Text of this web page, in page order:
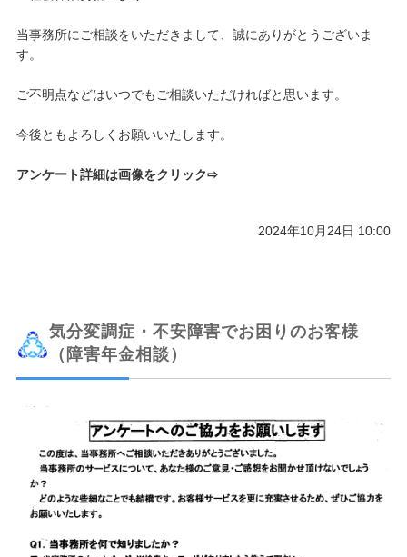
当事務所にご相談をいただきまして、誠にありがとうございま
す。
ご不明点などはいつでもご相談いただければと思います。
今後ともよろしくお願いいたします。
アンケート詳細は画像をクリック⇨
2024年10月24日 10:00
気分変調症・不安障害でお困りのお客様
（障害年金相談）